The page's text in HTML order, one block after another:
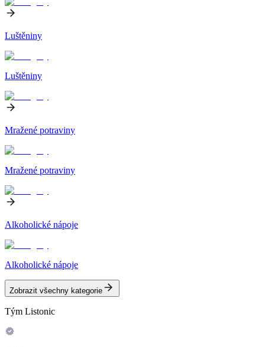
Luštěniny
Luštěniny
Mražené potraviny
Mražené potraviny
Alkoholické nápoje
Alkoholické nápoje
Zobrazit všechny kategorie
Tým Listonic